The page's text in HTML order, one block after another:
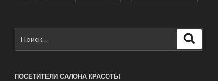
ПОСЕТИТЕЛИ САЛОНА КРАСОТЫ